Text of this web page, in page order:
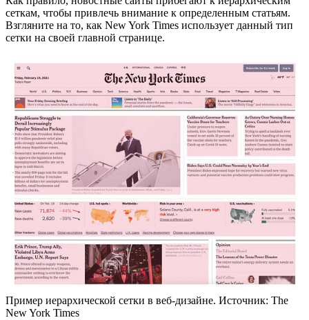
сеткам, чтобы привлечь внимание к определенным статьям.
Взгляните на то, как New York Times использует данный тип
сетки на своей главной странице.
Пример иерархической сетки в веб-дизайне. Источник: The
New York Times